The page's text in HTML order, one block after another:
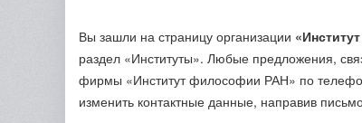
Вы зашли на страницу организации
раздел «Институты». Любые предложения,
фирмы «Институт философии РАН» по
изменить контактные данные, направив